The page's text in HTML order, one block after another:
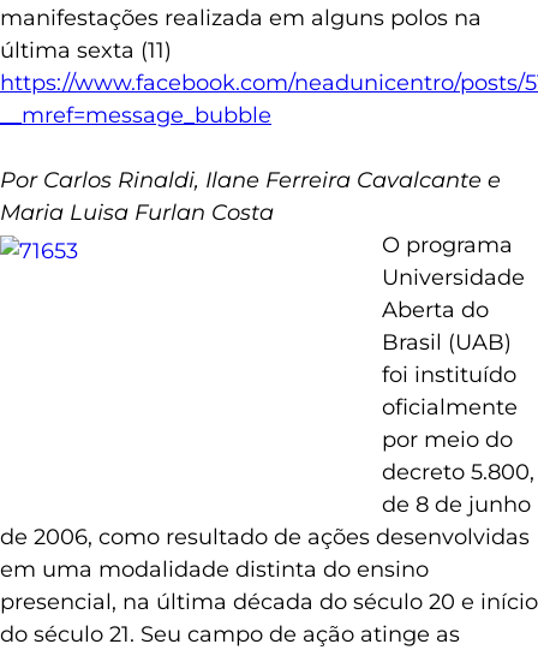
manifestações realizada em alguns polos na
última sexta (11)
https://www.facebook.com/neadunicentro/posts/
__mref=message_bubble
Por Carlos Rinaldi, Ilane Ferreira Cavalcante e
Maria Luisa Furlan Costa
O programa
Universidade
Aberta do
Brasil (UAB)
foi instituído
oficialmente
por meio do
decreto 5.800,
de 8 de junho
de 2006, como resultado de ações desenvolvidas
em uma modalidade distinta do ensino
presencial, na última década do século 20 e início
do século 21. Seu campo de ação atinge as